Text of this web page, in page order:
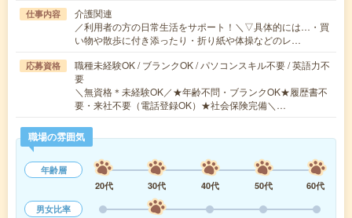
仕事内容
介護関連
／利用者の方の日常生活をサポート！＼▽具体的には…・買
い物や散歩に付き添ったり・折り紙や体操などのレ…
応募資格
職種未経験OK / ブランクOK / パソコンスキル不要 / 英語力不
要
＼無資格＊未経験OK／★年齢不問・ブランクOK★履歴書不
要・来社不要（電話登録OK）★社会保険完備＼…
職場の雰囲気
年齢層
20代
30代 40代 50代
60代
男女比率